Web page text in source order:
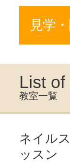
見学
List
教室一覧
ネイル
ッスン